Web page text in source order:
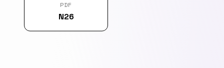
PDF
N26